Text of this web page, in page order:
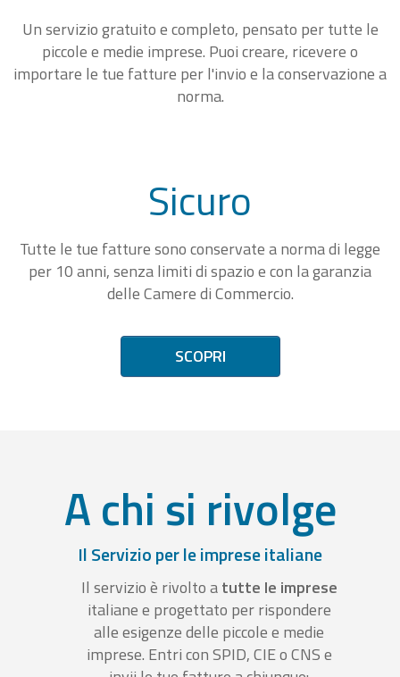
Un servizio gratuito e completo, pensato per tutte le
piccole e medie imprese. Puoi creare, ricevere o
importare le tue fatture per l'invio e la conservazione a
norma.
Sicuro
Tutte le tue fatture sono conservate a norma di legge
per 10 anni, senza limiti di spazio e con la garanzia
delle Camere di Commercio.
SCOPRI
A chi si rivolge
Il Servizio per le imprese italiane
Il servizio è rivolto atutte le imprese
italiane e progettato per rispondere
alle esigenze delle piccole e medie
imprese. Entri con SPID, CIE o CNS e